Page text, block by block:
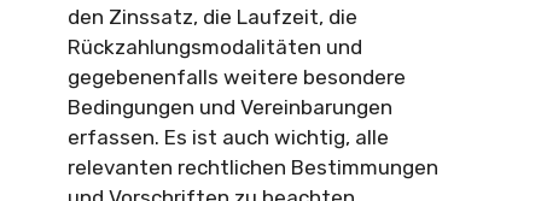
den Zinssatz, die Laufzeit, die
Rückzahlungsmodalitäten und
gegebenenfalls weitere besondere
Bedingungen und Vereinbarungen
erfassen. Es ist auch wichtig, alle
relevanten rechtlichen Bestimmungen